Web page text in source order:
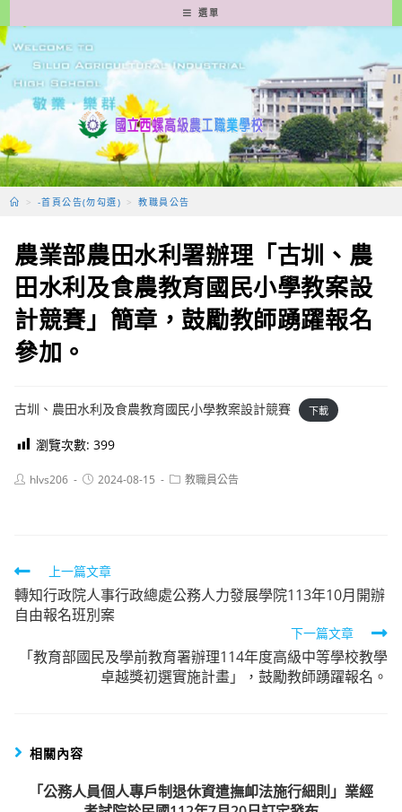
轉
至
要
容
選單
> -首頁公告(勿勾選) > 教職員公告
農業部農田水利署辦理「古圳、農
田水利及食農教育國民小學教案設
計競賽」簡章，鼓勵教師踴躍報名
參加。
古圳、農田水利及食農教育國民小學教案設計競賽 下載
瀏覽次數: 399
Posthlvs206
Post2024-08-15
Post教職員公告
Read
more
articles
上一篇文章
轉知行政院人事行政總處公務人力發展學院113年10月開辦
自由報名班別案
下一篇文章
「教育部國民及學前教育署辦理114年度高級中等學校教學
卓越獎初選實施計畫」，鼓勵教師踴躍報名。
相關內容
「公務人員個人專戶制退休資遣撫卹法施行細則」業經